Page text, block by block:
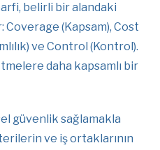
belirli bir alandaki
(Kapsam), Cost
ve Control (Kontrol).
daha kapsamlı bir
güvenlik sağlamakla
ve iş ortaklarının